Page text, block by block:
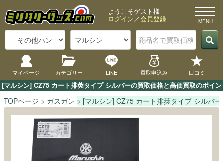
[マルシン] CZ75 カート排莢タイプ シルバーの買取価格と高価買取のポイ
ようこそゲスト様
ログイン／会員登録
マイページ カテゴリー LINE 買取申込み 口コミ
TOPページ ガスガン [マルシン] CZ75 カート排莢タイプ シルバー